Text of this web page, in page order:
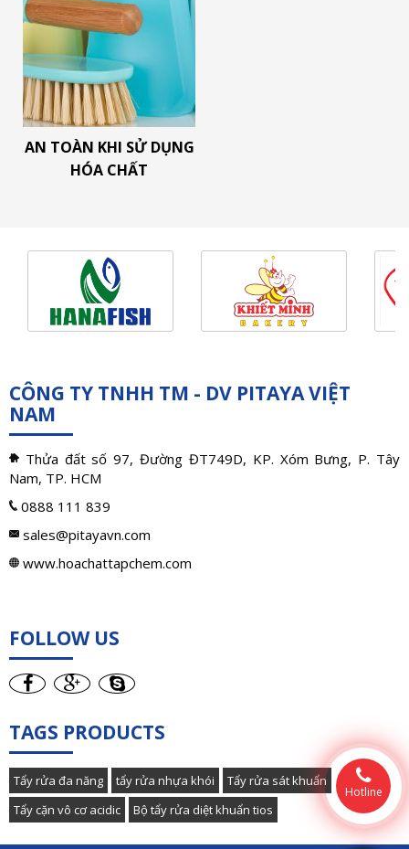
AN TOÀN KHI SỬ DỤNG
HÓA CHẤT
CÔNG TY TNHH TM - DV PITAYA VIỆT
NAM
Thửa đất số 97, Đường ĐT749D, KP. Xóm Bưng, P. Tây
Nam, TP. HCM
0888 111 839
sales@pitayavn.com
www.hoachattapchem.com
FOLLOW US
TAGS PRODUCTS
Tẩy rửa đa năng tẩy rửa nhựa khói
Tẩy rửa sát khuẩn
Tẩy cặn vô cơ acidic
Bộ tẩy rửa diệt khuẩn tios
Hotline